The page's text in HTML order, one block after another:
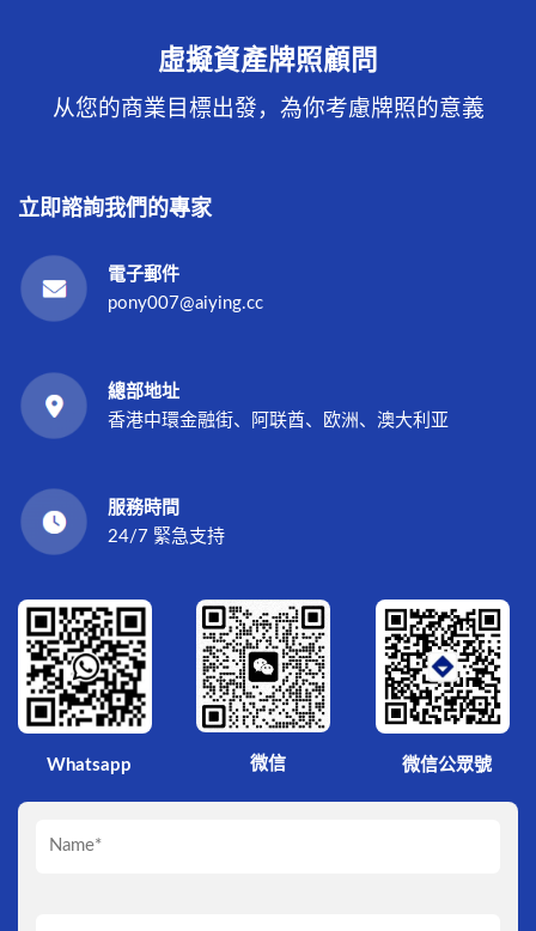
虛擬資產牌照顧問
从您的商業目標出發，為你考慮牌照的意義
立即諮詢我們的專家
電子郵件
pony007@aiying.cc
總部地址
香港中環金融街、阿联酋、欧洲、澳大利亚
服務時間
24/7 緊急支持
Whatsapp 微信 微信公眾號